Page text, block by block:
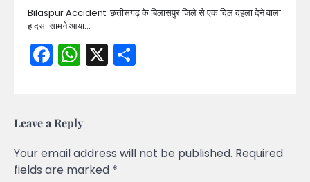
Bilaspur Accident: छत्तीसगढ़ के बिलासपुर जिले से एक दिल दहला देने वाला
हादसा सामने आया…
Facebook
WhatsApp
X
Leave a Reply
Your email address will not be published. Required
fields are marked *